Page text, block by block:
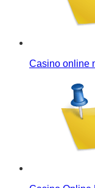
Casino online